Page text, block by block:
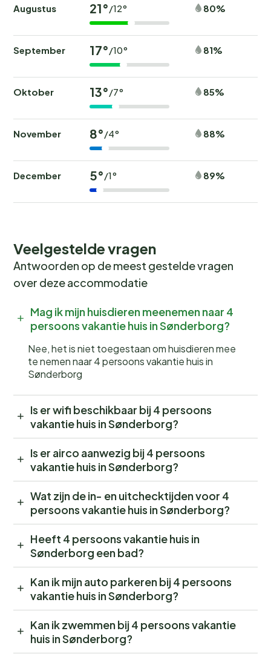
Augustus 21°/12° 80%
September 17°/10° 81%
Oktober 13°/7° 85%
November 8°/4° 88%
December 5°/1° 89%
Veelgestelde vragen
Antwoorden op de meest gestelde vragen
over deze accommodatie
Mag ik mijn huisdieren meenemen naar 4
persoons vakantie huis in Sønderborg?
Nee, het is niet toegestaan om huisdieren mee
te nemen naar 4 persoons vakantie huis in
Sønderborg
Is er wifi beschikbaar bij 4 persoons
vakantie huis in Sønderborg?
Is er airco aanwezig bij 4 persoons
vakantie huis in Sønderborg?
Wat zijn de in- en uitchecktijden voor 4
persoons vakantie huis in Sønderborg?
Heeft 4 persoons vakantie huis in
Sønderborg een bad?
Kan ik mijn auto parkeren bij 4 persoons
vakantie huis in Sønderborg?
Kan ik zwemmen bij 4 persoons vakantie
huis in Sønderborg?